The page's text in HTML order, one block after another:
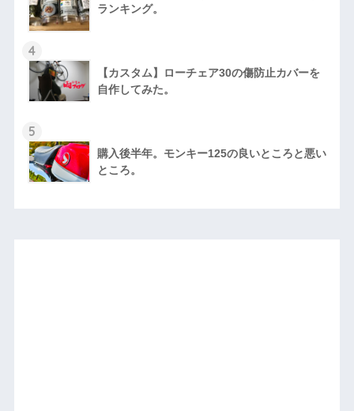
ランキング。
4
【カスタム】ローチェア30の傷防止カバーを
自作してみた。
5
購入後半年。モンキー125の良いところと悪い
ところ。